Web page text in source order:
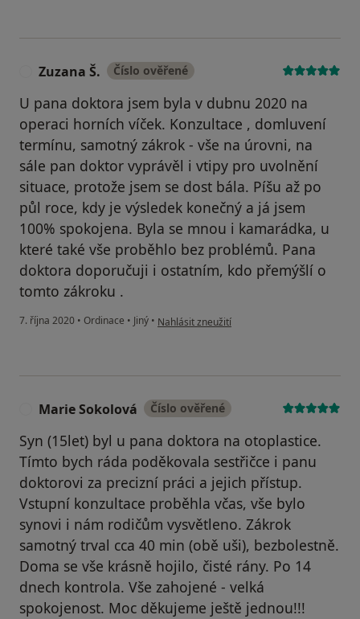
Zuzana Š. Číslo ověřené
U pana doktora jsem byla v dubnu 2020 na
operaci horních víček. Konzultace , domluvení
termínu, samotný zákrok - vše na úrovni, na
sále pan doktor vyprávěl i vtipy pro uvolnění
situace, protože jsem se dost bála. Píšu až po
půl roce, kdy je výsledek konečný a já jsem
100% spokojena. Byla se mnou i kamarádka, u
které také vše proběhlo bez problémů. Pana
doktora doporučuji i ostatním, kdo přemýšlí o
tomto zákroku .
7. října 2020 • Ordinace • Jiný • podle názoru uživatele Zuzana Š.
Nahlásit zneužití
Marie Sokolová Číslo ověřené
Syn (15let) byl u pana doktora na otoplastice.
Tímto bych ráda poděkovala sestřičce i panu
doktorovi za precizní práci a jejich přístup.
Vstupní konzultace proběhla včas, vše bylo
synovi i nám rodičům vysvětleno. Zákrok
samotný trval cca 40 min (obě uši), bezbolestně.
Doma se vše krásně hojilo, čisté rány. Po 14
dnech kontrola. Vše zahojené - velká
spokojenost. Moc děkujeme ještě jednou!!!